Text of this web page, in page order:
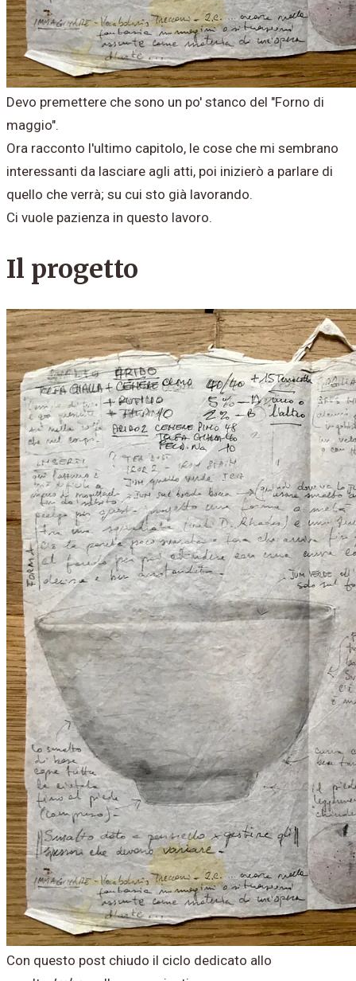
Devo premettere che sono un po' stanco del "Forno di
maggio".
Ora racconto l'ultimo capitolo, le cose che mi sembrano
interessanti da lasciare agli atti, poi inizierò a parlare di
quello che verrà; su cui sto già lavorando.
Ci vuole pazienza in questo lavoro.
Il progetto
Con questo post chiudo il ciclo dedicato allo